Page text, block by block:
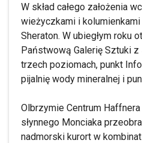
W skład całego założenia
wieżyczkami i
Sheraton. W ubiegłym roku
Państwową Galerię Sztuki
trzech poziomach, punkt
pijalnię wody mineralnej i
Olbrzymie Centrum
słynnego Monciaka
nadmorski kurort w